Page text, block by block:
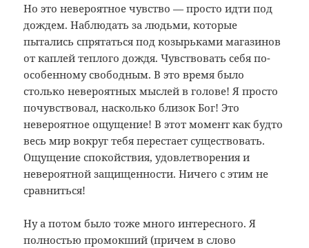
Но это невероятное чувство — просто идти под
дождем. Наблюдать за людьми, которые
пытались спрятаться под козырьками магазинов
от каплей теплого дождя. Чувствовать себя по-
особенному свободным. В это время было
столько невероятных мыслей в голове! Я просто
почувствовал, насколько близок Бог! Это
невероятное ощущение! В этот момент как будто
весь мир вокруг тебя перестает существовать.
Ощущение спокойствия, удовлетворения и
невероятной защищенности. Ничего с этим не
сравниться!
Ну а потом было тоже много интересного. Я
полностью промокший (причем в слово